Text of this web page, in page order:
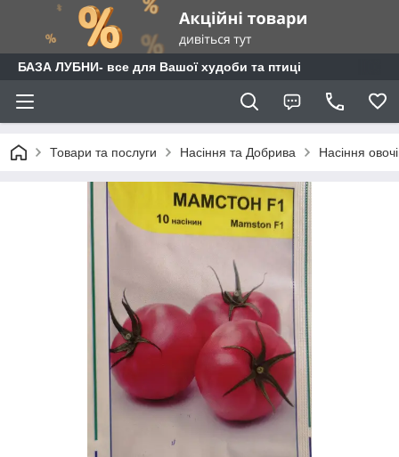
БАЗА ЛУБНИ- все для Вашої худоби та птиці
Товари та послуги Насіння та Добрива Насіння